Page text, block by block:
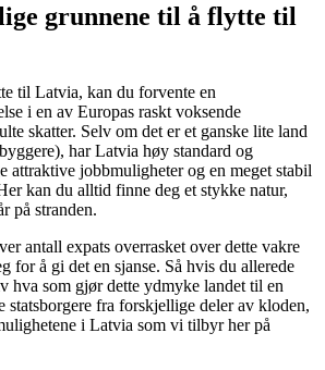
grunnene til å flytte til
til Latvia, kan du forvente en
i en av Europas raskt voksende
skatter. Selv om det er et ganske lite land
har Latvia høy standard og
attraktive jobbmuligheter og en meget stabil
kan du alltid finne deg et stykke natur,
på stranden.
antall expats overrasket over dette vakre
for å gi det en sjanse. Så hvis du allerede
hva som gjør dette ydmyke landet til en
statsborgere fra forskjellige deler av kloden,
i Latvia som vi tilbyr her på